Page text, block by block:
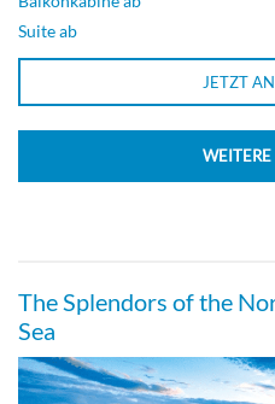
Suite ab
JETZT
The Splendors of the
Sea